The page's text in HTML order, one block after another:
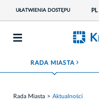
UŁATWIENIA DOSTĘPU PL
RADA MIASTAROZWIŃ MENU
Rada Miasta Aktualności